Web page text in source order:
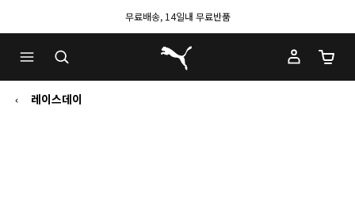
무료배송, 14일내 무료반품
푸마 홈
장바
레이스데이